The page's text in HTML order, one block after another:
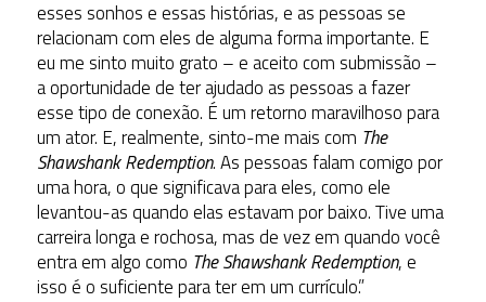
esses sonhos e essas histórias, e as pessoas se
relacionam com eles de alguma forma importante. E
eu me sinto muito grato – e aceito com submissão –
a oportunidade de ter ajudado as pessoas a fazer
esse tipo de conexão. É um retorno maravilhoso para
um ator. E, realmente, sinto-me mais com The
Shawshank Redemption. As pessoas falam comigo por
uma hora, o que significava para eles, como ele
levantou-as quando elas estavam por baixo. Tive uma
carreira longa e rochosa, mas de vez em quando você
entra em algo como The Shawshank Redemption, e
isso é o suficiente para ter em um currículo.”